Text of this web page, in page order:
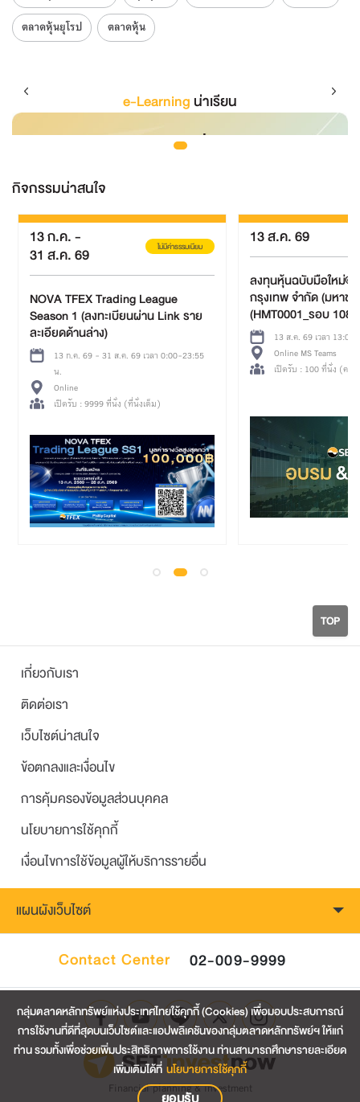
ตลาดหุ้นยุโรป
ตลาดหุ้น
e-Learning น่าเรียน
กิจกรรมน่าสนใจ
31 มี.ค.-
30 พ.ย. 69
โครงการ TFEX
31 มี.ค. 69 - 30 พ.ย.
น.
13 ส.ค. 69 ไม่มีค่าธรรมเนียม
ลงทุนหุ้นฉบับมือใหม่@ บริษัท การบิน
กรุงเทพ จำกัด (มหาชน)
(HMT0001_รอบ 1088)
13 ส.ค. 69 เวลา 13:00-16:00 น.
Online MS Teams
เปิดรับ : 100 ที่นั่ง (คงเหลือ 100 ที่นั่ง)
TOP
เกี่ยวกับเรา
ติดต่อเรา
เว็บไซต์น่าสนใจ
ข้อตกลงและเงื่อนไข
การคุ้มครองข้อมูลส่วนบุคคล
นโยบายการใช้คุกกี้
เงื่อนไขการใช้ข้อมูลผู้ให้บริการรายอื่น
แผนผังเว็บไซต์
Contact Center 02-009-9999
Financial planning & investment
กลุ่มตลาดหลักทรัพย์แห่งประเทศไทยใช้คุกกี้ (Cookies) เพื่อมอบประสบการณ์
การใช้งานที่ดีที่สุดบนเว็บไซต์และแอปพลิเคชันของกลุ่มตลาดหลักทรัพย์ฯ ให้แก่
ท่าน รวมทั้งเพื่อช่วยเพิ่มประสิทธิภาพการใช้งาน ท่านสามารถศึกษารายละเอียด
เพิ่มเติมได้ที่ นโยบายการใช้คุกกี้